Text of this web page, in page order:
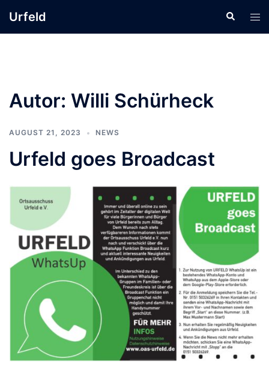
InhaltUrfeld Suche
Autor: Willi Schürheck
AUGUST 21, 2023 NEWS
Urfeld goes Broadcast